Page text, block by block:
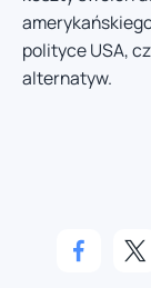
polityce USA,
alternatyw.